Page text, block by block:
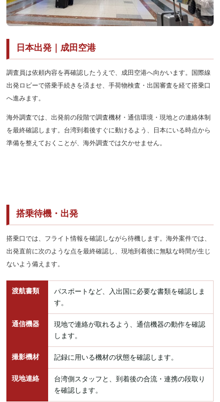
日本出発｜成田空港
調査員は依頼内容を再確認したうえで、成田空港へ向かいます。国際線
出発ロビーで搭乗手続きを済ませ、手荷物検査・出国審査を経て搭乗口
へ進みます。
海外調査では、出発前の段階で調査機材・通信環境・現地との連絡体制
を最終確認します。台湾到着後すぐに動けるよう、日本にいる時点から
準備を整えておくことが、海外調査では欠かせません。
搭乗待機・出発
搭乗口では、フライト情報を確認しながら待機します。海外案件では、
出発直前に次のような点を最終確認し、現地到着後に無駄な時間が生じ
ないよう備えます。
渡航書類
パスポートなど、入出国に必要な書類を確認しま
す。
通信機器
現地で連絡が取れるよう、通信機器の動作を確認
します。
撮影機材 記録に用いる機材の状態を確認します。
現地連絡
台湾側スタッフと、到着後の合流・連携の段取り
を確認します。